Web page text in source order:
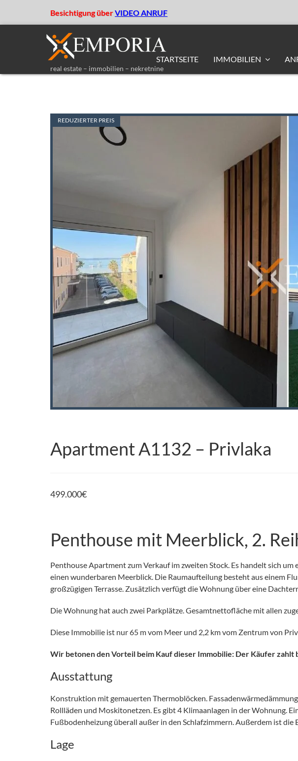
Besichtigung überVIDEO ANRUF
real estate – immobilien – nekretnine
STARTSEITE IMMOBILIEN
REDUZIERTER PREIS
Apartment A1132 – Privlaka
499.000€
Penthouse mit Meerblick, 2.
Penthouse Apartment zum Verkauf im zweiten Stock. Es handelt sich
einen wunderbaren Meerblick. Die Raumaufteilung besteht aus einem
großzügigen Terrasse. Zusätzlich verfügt die Wohnung über eine
Die Wohnung hat auch zwei Parkplätze. Gesamtnettofläche mit allen
Diese Immobilie ist nur 65 m vom Meer und 2,2 km vom Zentrum von
Wir betonen den Vorteil beim Kauf dieser Immobilie: Der Käufer
Ausstattung
Konstruktion mit gemauerten Thermoblöcken.
Rollläden und Moskitonetzen. Es gibt 4 Klimaanlagen in der Wohnung.
Fußbodenheizung überall außer in den Schlafzimmern. Außerdem ist
Lage